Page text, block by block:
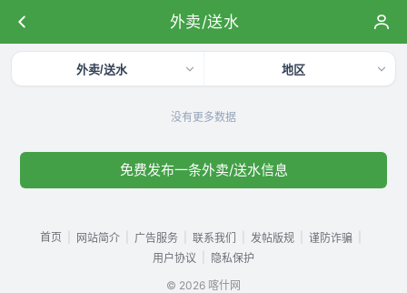
外卖/送水
外卖/送水 地区
没有更多数据
免费发布一条外卖/送水信息
首页 网站简介 广告服务 联系我们 发帖版规 谨防诈骗
用户协议
隐私保护
© 2026 喀什网